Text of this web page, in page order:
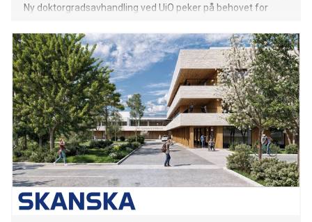
Ny doktorgradsavhandling ved UiO peker på behovet for
barnets reguleringsvansker og foreldrenes belastning.